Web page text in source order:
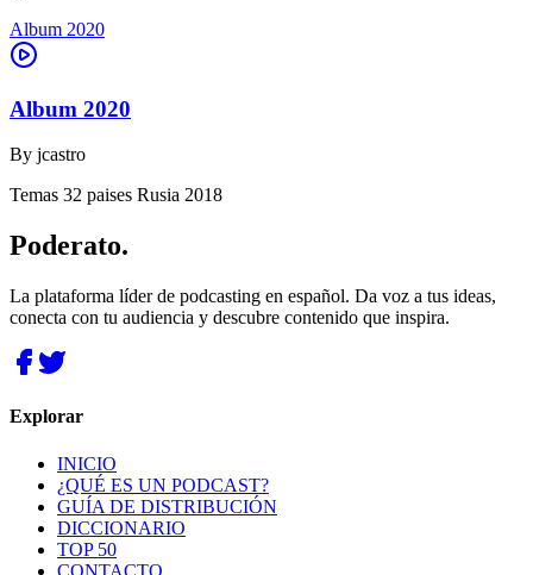
Album 2020
Album 2020
By jcastro
Temas 32 paises Rusia 2018
Poderato.
La plataforma líder de podcasting en español. Da voz a tus ideas,
conecta con tu audiencia y descubre contenido que inspira.
Explorar
INICIO
¿QUÉ ES UN PODCAST?
GUÍA DE DISTRIBUCIÓN
DICCIONARIO
TOP 50
CONTACTO